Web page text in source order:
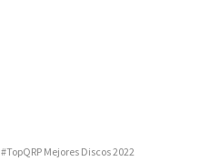
#TopQRP Mejores Discos 2022